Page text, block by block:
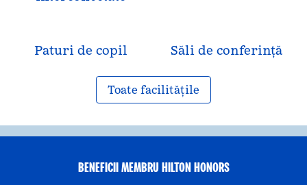
Paturi de copil Săli de conferință
Toate facilitățile
BENEFICII MEMBRU HILTON HONORS